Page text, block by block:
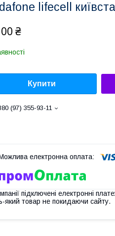
lifecell
₴
Купити
(97) 355-93-11
підключені електронні
який товар не покидаючи сайту.